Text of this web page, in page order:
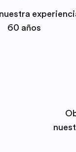
60 años